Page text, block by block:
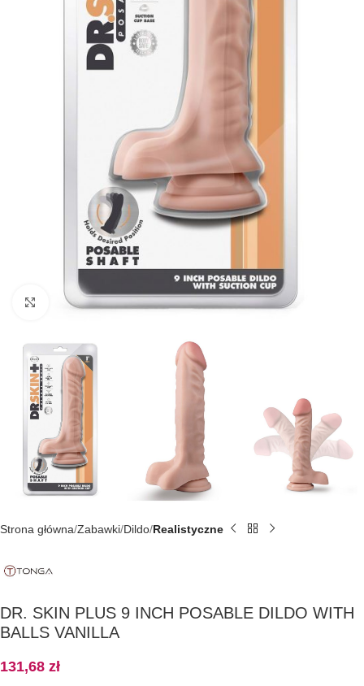
Kliknij, aby powiększyć
Strona główna Zabawki Dildo Realistyczne
DR. SKIN PLUS 9 INCH POSABLE DILDO WITH
BALLS VANILLA
131,68 zł